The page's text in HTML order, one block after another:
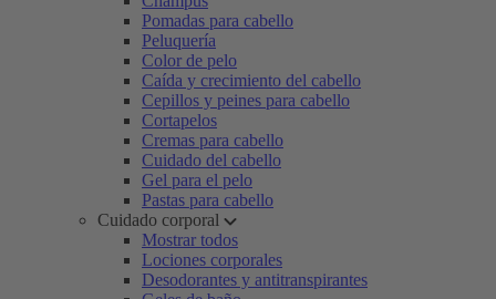
Pomadas para cabello
Peluquería
Color de pelo
Caída y crecimiento del cabello
Cepillos y peines para cabello
Cortapelos
Cremas para cabello
Cuidado del cabello
Gel para el pelo
Pastas para cabello
Cuidado corporal
Mostrar todos
Lociones corporales
Desodorantes y antitranspirantes